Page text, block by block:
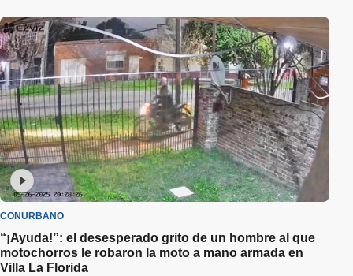
CONURBANO
“¡Ayuda!”: el desesperado grito de un hombre al que
motochorros le robaron la moto a mano armada en
Villa La Florida